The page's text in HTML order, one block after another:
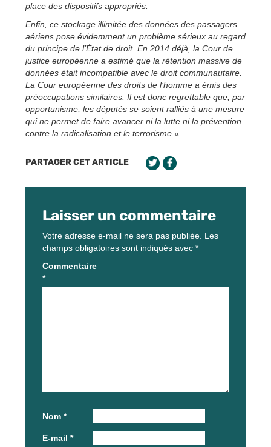
place des dispositifs appropriés.
Enfin, ce stockage illimitée des données des passagers
aériens pose évidemment un problème sérieux au regard
du principe de l’État de droit. En 2014 déjà, la Cour de
justice européenne a estimé que la rétention massive de
données était incompatible avec le droit communautaire.
La Cour européenne des droits de l’homme a émis des
préoccupations similaires. Il est donc regrettable que, par
opportunisme, les députés se soient ralliés à une mesure
qui ne permet de faire avancer ni la lutte ni la prévention
contre la radicalisation et le terrorisme. «
PARTAGER CET ARTICLE
Laisser un commentaire
Votre adresse e-mail ne sera pas publiée. Les
champs obligatoires sont indiqués avec *
Commentaire
*
Nom *
E-mail *